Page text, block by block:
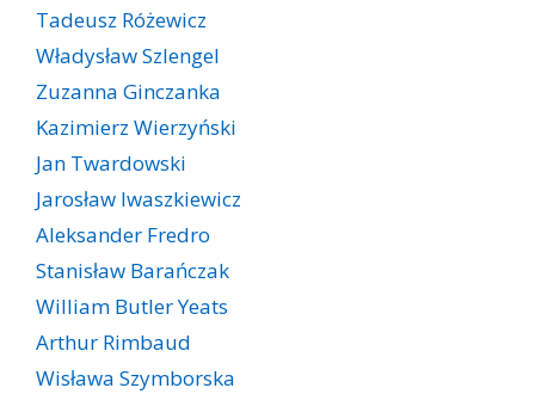
Tadeusz Różewicz
Władysław Szlengel
Zuzanna Ginczanka
Kazimierz Wierzyński
Jan Twardowski
Jarosław Iwaszkiewicz
Aleksander Fredro
Stanisław Barańczak
William Butler Yeats
Arthur Rimbaud
Wisława Szymborska